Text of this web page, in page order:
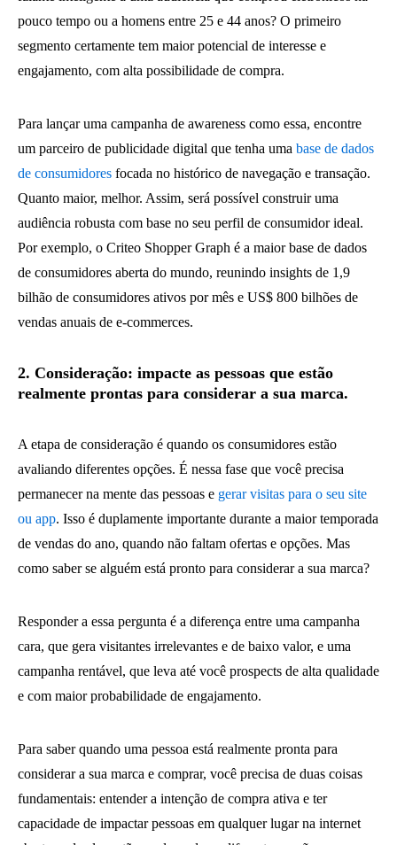
pouco tempo ou a homens entre 25 e 44 anos? O primeiro
segmento certamente tem maior potencial de interesse e
engajamento, com alta possibilidade de compra.
Para lançar uma campanha de awareness como essa, encontre
um parceiro de publicidade digital que tenha uma base de dados
de consumidores focada no histórico de navegação e transação.
Quanto maior, melhor. Assim, será possível construir uma
audiência robusta com base no seu perfil de consumidor ideal.
Por exemplo, o Criteo Shopper Graph é a maior base de dados
de consumidores aberta do mundo, reunindo insights de 1,9
bilhão de consumidores ativos por mês e US$ 800 bilhões de
vendas anuais de e-commerces.
2. Consideração: impacte as pessoas que estão
realmente prontas para considerar a sua marca.
A etapa de consideração é quando os consumidores estão
avaliando diferentes opções. É nessa fase que você precisa
permanecer na mente das pessoas e gerar visitas para o seu site
ou app. Isso é duplamente importante durante a maior temporada
de vendas do ano, quando não faltam ofertas e opções. Mas
como saber se alguém está pronto para considerar a sua marca?
Responder a essa pergunta é a diferença entre uma campanha
cara, que gera visitantes irrelevantes e de baixo valor, e uma
campanha rentável, que leva até você prospects de alta qualidade
e com maior probabilidade de engajamento.
Para saber quando uma pessoa está realmente pronta para
considerar a sua marca e comprar, você precisa de duas coisas
fundamentais: entender a intenção de compra ativa e ter
capacidade de impactar pessoas em qualquer lugar na internet